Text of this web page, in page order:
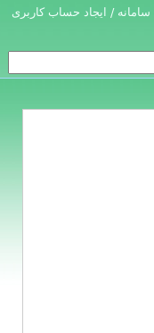
سامانه / ایجاد حساب کاربری